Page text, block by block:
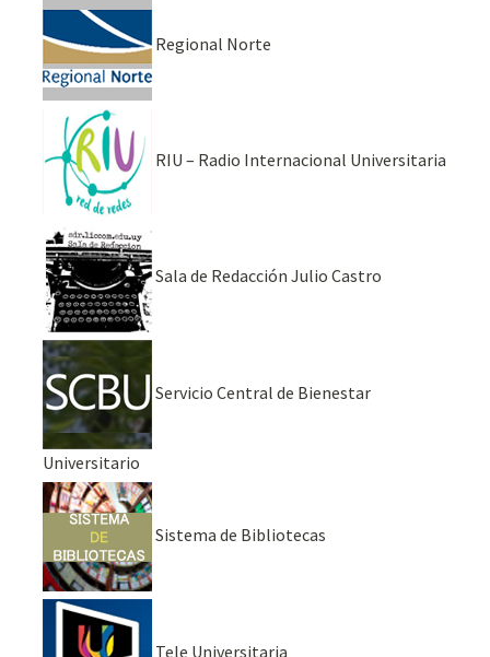
Regional Norte
RIU – Radio Internacional Universitaria
Sala de Redacción Julio Castro
Servicio Central de Bienestar
Universitario
Sistema de Bibliotecas
Tele Universitaria